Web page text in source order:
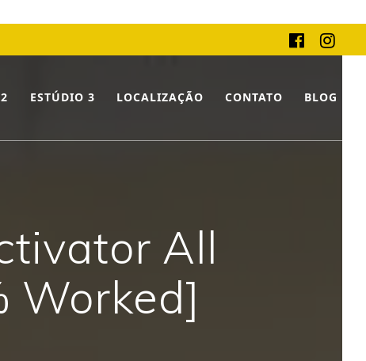
ESTÚDIO 3 LOCALIZAÇÃO CONTATO BLOG
All
Worked]